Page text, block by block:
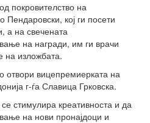
покровителство на
Пендаровски, кој ги посети
а на свечената
на награди, им ги врачи
на изложбата.
отвори вицепремиерката на
г-ѓа Славица Грковска.
стимулира креативноста и да
на нови пронајдоци и